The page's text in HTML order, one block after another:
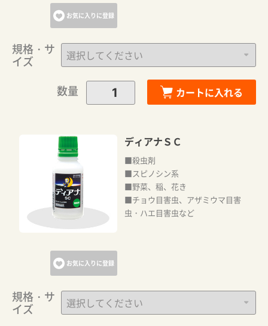
お気に入りに登録
規格・サ
イズ
数量
カートに入れる
お気に入りに登録
ディアナＳＣ
■殺虫剤
■スピノシン系
■野菜、稲、花き
■チョウ目害虫、アザミウマ目害
虫・ハエ目害虫など
規格・サ
イズ